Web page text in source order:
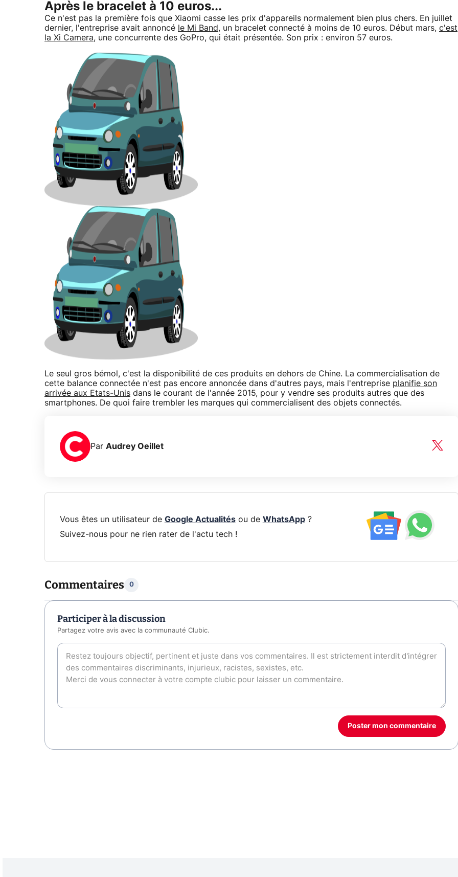
Après le bracelet à 10 euros...
Ce n'est pas la première fois que Xiaomi casse les prix d'appareils normalement bien plus chers. En juillet
dernier, l'entreprise avait annoncé le Mi Band, un bracelet connecté à moins de 10 euros. Début mars, c'est
la Xi Camera, une concurrente des GoPro, qui était présentée. Son prix : environ 57 euros.
Le seul gros bémol, c'est la disponibilité de ces produits en dehors de Chine. La commercialisation de
cette balance connectée n'est pas encore annoncée dans d'autres pays, mais l'entreprise planifie son
arrivée aux Etats-Unis dans le courant de l'année 2015, pour y vendre ses produits autres que des
smartphones. De quoi faire trembler les marques qui commercialisent des objets connectés.
Par Audrey Oeillet
Vous êtes un utilisateur de Google Actualitésou de WhatsApp?
Suivez-nous pour ne rien rater de l'actu tech !
Commentaires 0
Participer à la discussion
Partagez votre avis avec la communauté Clubic.
Poster mon commentaire